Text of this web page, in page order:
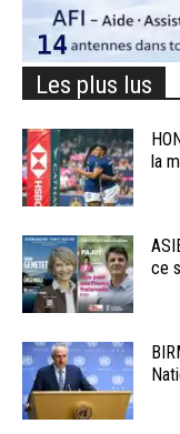
Les plus lus
la
ce